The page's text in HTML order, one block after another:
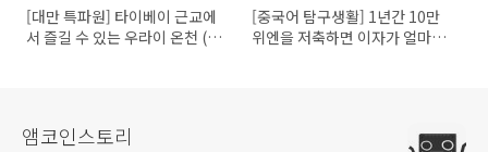
[대만 특파원] 타이베이 근교에
서 즐길 수 있는 우라이 온천 (烏
[중국어 탐구생활] 1년간 10만
위엔을 저축하면 이자가 얼마예
앰코인스토리